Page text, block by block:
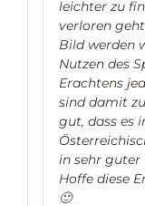
leichter zu
verloren
Bild werden
Nutzen des
Erachtens
sind damit
gut, dass es
in sehr
Hoffe diese
🙂